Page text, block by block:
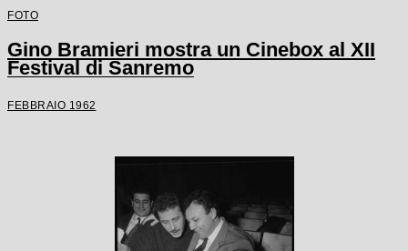
FOTO
Gino Bramieri mostra un Cinebox al XII
Festival di Sanremo
FEBBRAIO 1962